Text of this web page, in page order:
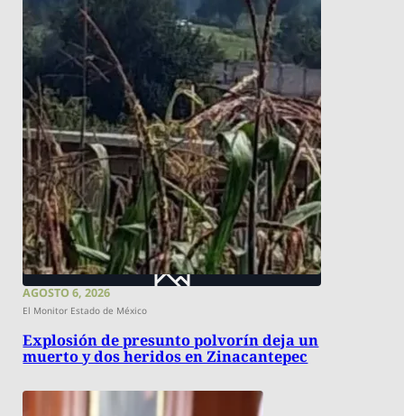
AGOSTO 6, 2026
El Monitor Estado de México
Explosión de presunto polvorín deja un
muerto y dos heridos en Zinacantepec